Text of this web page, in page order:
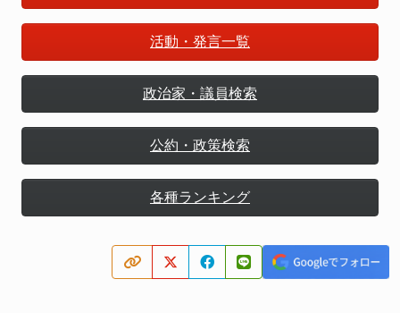
活動・発言一覧
政治家・議員検索
公約・政策検索
各種ランキング